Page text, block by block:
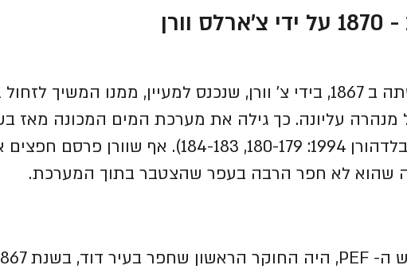
החפירה הראשונה באתר נעשתה ב 1867, בידי צ' וורן, שנכנס למעיין, ממנו
מנהרה עליונה. כך גילה את מערכת המים המכונה מאז
184-183).
אף שוורן פרסם חפצים
שהוא לא חפר הרבה בעפר שהצטבר בתוך המערכת.